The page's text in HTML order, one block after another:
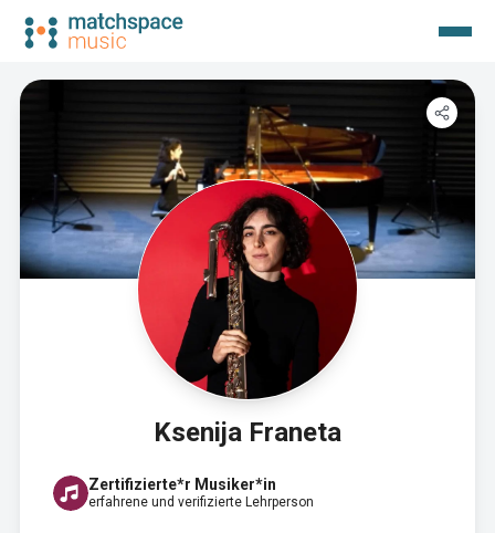
Ksenija Franeta
Zertifizierte*r Musiker*in
erfahrene und verifizierte Lehrperson